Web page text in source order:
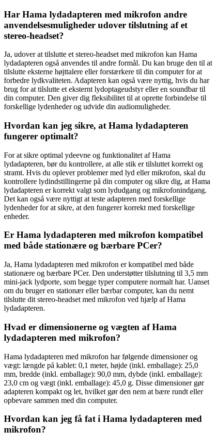
Har Hama lydadapteren med mikrofon andre
anvendelsesmuligheder udover tilslutning af et
stereo-headset?
Ja, udover at tilslutte et stereo-headset med mikrofon kan Hama
lydadapteren også anvendes til andre formål. Du kan bruge den til at
tilslutte eksterne højttalere eller forstærkere til din computer for at
forbedre lydkvaliteten. Adapteren kan også være nyttig, hvis du har
brug for at tilslutte et eksternt lydoptageudstyr eller en soundbar til
din computer. Den giver dig fleksibilitet til at oprette forbindelse til
forskellige lydenheder og udvide din audiomuligheder.
Hvordan kan jeg sikre, at Hama lydadapteren
fungerer optimalt?
For at sikre optimal ydeevne og funktionalitet af Hama
lydadapteren, bør du kontrollere, at alle stik er tilsluttet korrekt og
stramt. Hvis du oplever problemer med lyd eller mikrofon, skal du
kontrollere lydindstillingerne på din computer og sikre dig, at Hama
lydadapteren er korrekt valgt som lydudgang og mikrofonindgang.
Det kan også være nyttigt at teste adapteren med forskellige
lydenheder for at sikre, at den fungerer korrekt med forskellige
enheder.
Er Hama lydadapteren med mikrofon kompatibel
med både stationære og bærbare PCer?
Ja, Hama lydadapteren med mikrofon er kompatibel med både
stationære og bærbare PCer. Den understøtter tilslutning til 3,5 mm
mini-jack lydporte, som begge typer computere normalt har. Uanset
om du bruger en stationær eller bærbar computer, kan du nemt
tilslutte dit stereo-headset med mikrofon ved hjælp af Hama
lydadapteren.
Hvad er dimensionerne og vægten af Hama
lydadapteren med mikrofon?
Hama lydadapteren med mikrofon har følgende dimensioner og
vægt: længde på kablet: 0,1 meter, højde (inkl. emballage): 25,0
mm, bredde (inkl. emballage): 90,0 mm, dybde (inkl. emballage):
23,0 cm og vægt (inkl. emballage): 45,0 g. Disse dimensioner gør
adapteren kompakt og let, hvilket gør den nem at bære rundt eller
opbevare sammen med din computer.
Hvordan kan jeg få fat i Hama lydadapteren med
mikrofon?